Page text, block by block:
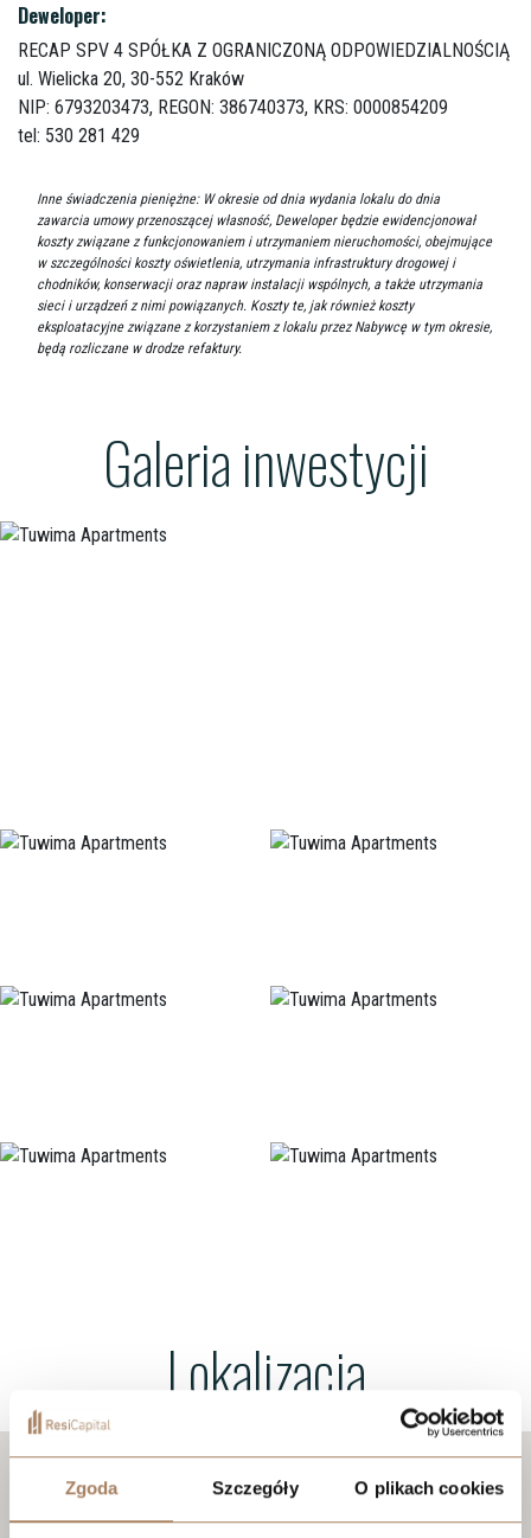
Zgoda Szczegóły O plikach cookies
Deweloper:
RECAP SPV 4 SPÓŁKA Z OGRANICZONĄ ODPOWIEDZIALNOŚCIĄ
ul. Wielicka 20, 30-552 Kraków
NIP: 6793203473, REGON: 386740373, KRS: 0000854209
tel: 530 281 429
Inne świadczenia pieniężne: W okresie od dnia wydania lokalu do dnia
zawarcia umowy przenoszącej własność, Deweloper będzie ewidencjonował
koszty związane z funkcjonowaniem i utrzymaniem nieruchomości, obejmujące
w szczególności koszty oświetlenia, utrzymania infrastruktury drogowej i
chodników, konserwacji oraz napraw instalacji wspólnych, a także utrzymania
sieci i urządzeń z nimi powiązanych. Koszty te, jak również koszty
eksploatacyjne związane z korzystaniem z lokalu przez Nabywcę w tym okresie,
będą rozliczane w drodze refaktury.
Galeria inwestycji
Lokalizacja